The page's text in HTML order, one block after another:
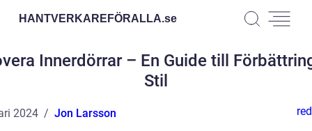
HANTVERKAREFÖRALLA.se
Innerdörrar – En Guide till
Stil
2024 Jon Larsson